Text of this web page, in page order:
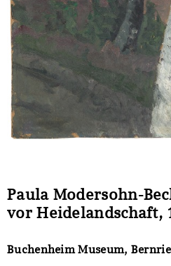
Paula Modersohn-
vor Heidelandschaft,
Buchenheim Museum,
Sonstiges